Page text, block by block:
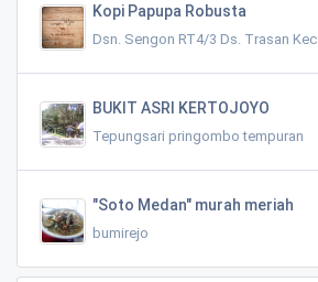
Kopi Papupa Robusta
Dsn. Sengon RT4/3 Ds. Trasan
BUKIT ASRI KERTOJOYO
Tepungsari pringombo tempuran
"Soto Medan" murah meriah
bumirejo